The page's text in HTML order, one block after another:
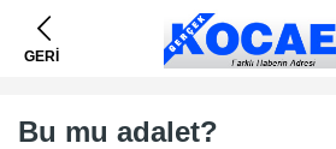
GERİ
Bu mu adalet?